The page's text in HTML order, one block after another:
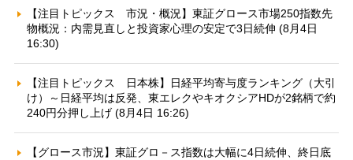
【注目トピックス 市況・概況】東証グロース市場250指数先
物概況：内需見直しと投資家心理の安定で3日続伸 (8月4日
16:30)
【注目トピックス 日本株】日経平均寄与度ランキング（大引
け）～日経平均は反発、東エレクやキオクシアHDが2銘柄で約
240円分押し上げ (8月4日 16:26)
【グロース市況】東証グロ－ス指数は大幅に4日続伸、終日底